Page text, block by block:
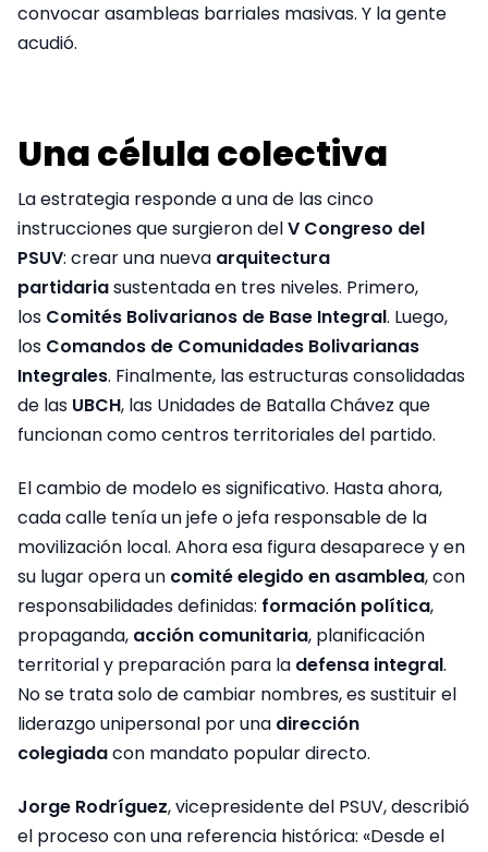
convocar asambleas barriales masivas. Y la gente
acudió.
Una célula colectiva
La estrategia responde a una de las cinco
instrucciones que surgieron delV Congreso del
PSUV: crear una nueva arquitectura
partidariasustentada en tres niveles. Primero,
los Comités Bolivarianos de Base Integral. Luego,
los Comandos de Comunidades Bolivarianas
Integrales. Finalmente, las estructuras consolidadas
de las UBCH, las Unidades de Batalla Chávez que
funcionan como centros territoriales del partido.
El cambio de modelo es significativo. Hasta ahora,
cada calle tenía un jefe o jefa responsable de la
movilización local. Ahora esa figura desaparece y en
su lugar opera un comité elegido en asamblea, con
responsabilidades definidas: formación política,
propaganda, acción comunitaria, planificación
territorial y preparación para la defensa integral.
No se trata solo de cambiar nombres, es sustituir el
liderazgo unipersonal por una dirección
colegiadacon mandato popular directo.
Jorge Rodríguez, vicepresidente del PSUV, describió
el proceso con una referencia histórica: «Desde el